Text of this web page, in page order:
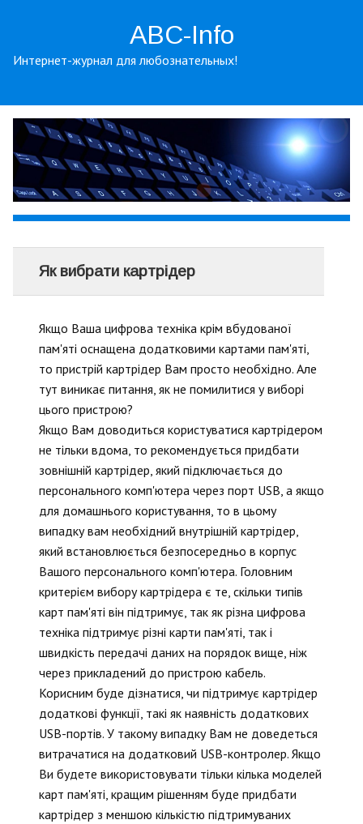
ABC-Info
Интернет-журнал для любознательных!
Як вибрати картрідер
Якщо Ваша цифрова техніка крім вбудованої
пам'яті оснащена додатковими картами пам'яті,
то пристрій картрідер Вам просто необхідно. Але
тут виникає питання, як не помилитися у виборі
цього пристрою?
Якщо Вам доводиться користуватися картрідером
не тільки вдома, то рекомендується придбати
зовнішній картрідер, який підключається до
персонального комп'ютера через порт USB, а якщо
для домашнього користування, то в цьому
випадку вам необхідний внутрішній картрідер,
який встановлюється безпосередньо в корпус
Вашого персонального комп'ютера. Головним
критерієм вибору картрідера є те, скільки типів
карт пам'яті він підтримує, так як різна цифрова
техніка підтримує різні карти пам'яті, так і
швидкість передачі даних на порядок вище, ніж
через прикладений до пристрою кабель.
Корисним буде дізнатися, чи підтримує картрідер
додаткові функції, такі як наявність додаткових
USB-портів. У такому випадку Вам не доведеться
витрачатися на додатковий USB-контролер. Якщо
Ви будете використовувати тільки кілька моделей
карт пам'яті, кращим рішенням буде придбати
картрідер з меншою кількістю підтримуваних